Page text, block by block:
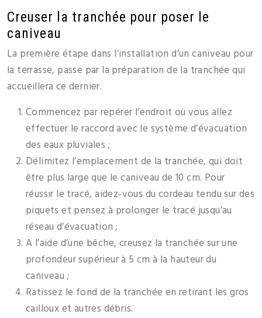
Creuser la tranchée pour poser le
caniveau
La première étape dans l’installation d’un caniveau pour
la terrasse, passe par la préparation de la tranchée qui
accueillera ce dernier.
Commencez par repérer l’endroit où vous allez
effectuer le raccord avec le système d’évacuation
des eaux pluviales ;
Délimitez l’emplacement de la tranchée, qui doit
être plus large que le caniveau de 10 cm. Pour
réussir le tracé, aidez-vous du cordeau tendu sur des
piquets et pensez à prolonger le tracé jusqu’au
réseau d’évacuation ;
A l’aide d’une bêche, creusez la tranchée sur une
profondeur supérieur à 5 cm à la hauteur du
caniveau ;
Ratissez le fond de la tranchée en retirant les gros
cailloux et autres débris.